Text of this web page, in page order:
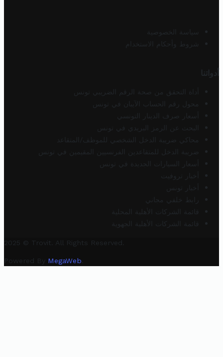
سياسة الخصوصية
شروط وأحكام الاستخدام
أدواتنا
أداة التحقق من صحة الرقم الضريبي تونس
محول رقم الحساب الآيبان في تونس
أسعار صرف الدينار التونسي
البحث عن الرمز البريدي في تونس
محاكي ضريبة الدخل الشخصي للموظف/المتقاعد
ضريبة الدخل للمتقاعدين الفرنسيين المقيمين في تونس
أسعار السيارات الجديدة في تونس
أخبار تروفيت
أخبار تونس
رابط خلفي مجاني
قائمة الشركات الأهلية المحلية
قائمة الشركات الأهلية الجهوية
2025 © Trovit. All Rights Reserved.
Powered By MegaWeb